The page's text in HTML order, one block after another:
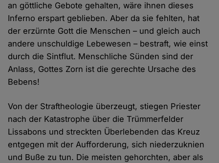
an göttliche Gebote gehalten, wäre ihnen dieses
Inferno erspart geblieben. Aber da sie fehlten, hat
der erzürnte Gott die Menschen – und gleich auch
andere unschuldige Lebewesen – bestraft, wie einst
durch die Sintflut. Menschliche Sünden sind der
Anlass, Gottes Zorn ist die gerechte Ursache des
Bebens!
Von der Straftheologie überzeugt, stiegen Priester
nach der Katastrophe über die Trümmerfelder
Lissabons und streckten Überlebenden das Kreuz
entgegen mit der Aufforderung, sich niederzuknien
und Buße zu tun. Die meisten gehorchten, aber als